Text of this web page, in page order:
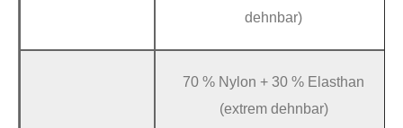
dehnbar)
70 % Nylon + 30 % Elasthan
(extrem dehnbar)